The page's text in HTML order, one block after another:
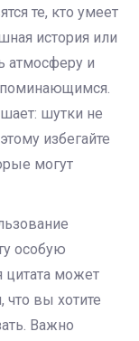
те, кто умеет
история или
атмосферу и
шутки не
избегайте
могут
особую
цитата может
вы хотите
Важно